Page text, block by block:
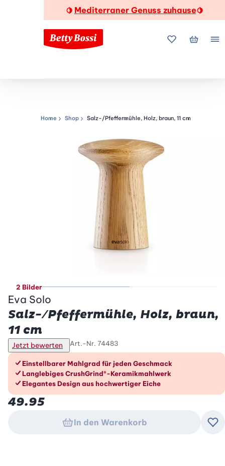
🍋 Mediterraner Genuss zuhause🍋
MeineMein
Navigationspfad
Home Shop Salz-/Pfeffermühle, Holz, braun, 11 cm
2 Bilder
Eva Solo
Salz-/Pfeffermühle, Holz, braun,
11 cm
Jetzt bewerten Art.-Nr. 74483
Die Vorteile im Überblick
Einstellbarer Mahlgrad für jeden Geschmack
Langlebiges CrushGrind®-Keramikmahlwerk
Elegantes Design aus hochwertiger Eiche
49.95
In den Warenkorb